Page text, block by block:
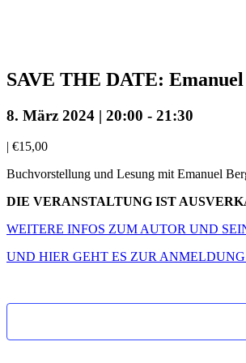
SAVE THE DATE:
8. März 2024 | 20:00 - 21:30
| €15,00
Buchvorstellung und Lesung mit Emanuel
DIE VERANSTALTUNG IST
WEITERE INFOS ZUM AUTOR UND
UND HIER GEHT ES ZUR